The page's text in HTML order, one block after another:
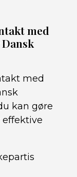
med
med
kan gøre
effektive